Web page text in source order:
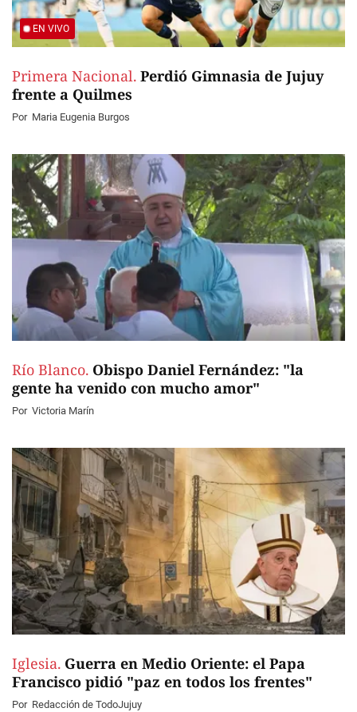
EN VIVO
Primera Nacional. Perdió Gimnasia de Jujuy
frente a Quilmes
Por Maria Eugenia Burgos
Río Blanco. Obispo Daniel Fernández: "la
gente ha venido con mucho amor"
Por Victoria Marín
Iglesia. Guerra en Medio Oriente: el Papa
Francisco pidió "paz en todos los frentes"
Por Redacción de TodoJujuy